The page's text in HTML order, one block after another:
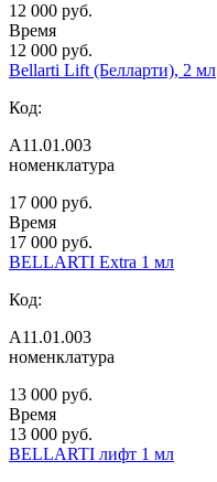
12 000 руб.
Время
12 000 руб.
Bellarti Lift (Белларти), 2 мл
Код:
А11.01.003
номенклатура
17 000 руб.
Время
17 000 руб.
BELLARTI Extra 1 мл
Код:
А11.01.003
номенклатура
13 000 руб.
Время
13 000 руб.
BELLARTI лифт 1 мл